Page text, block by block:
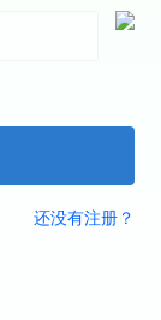
还没有注册？